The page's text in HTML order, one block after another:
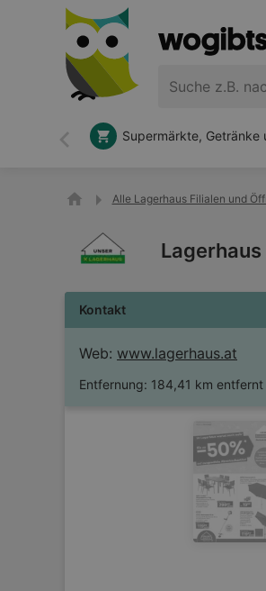
Zurück
Supermärkte, Getränke
Alle Lagerhaus Filialen und
Kontakt
Web: www.lagerhaus.at
Entfernung: 184,41 km